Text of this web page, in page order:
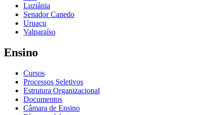
Luziânia
Senador Canedo
Uruaçu
Valparaíso
Ensino
Cursos
Processos Seletivos
Estrutura Organizacional
Documentos
Câmara de Ensino